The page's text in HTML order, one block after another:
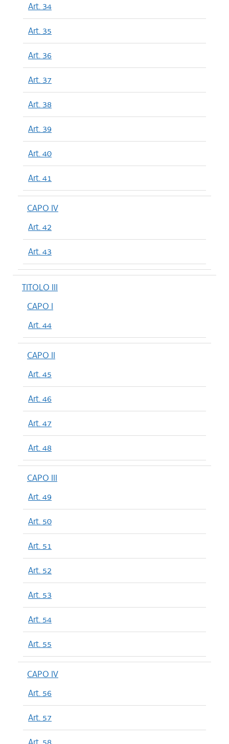
Art. 34
Art. 35
Art. 36
Art. 37
Art. 38
Art. 39
Art. 40
Art. 41
CAPO IV
Art. 42
Art. 43
TITOLO III
CAPO I
Art. 44
CAPO II
Art. 45
Art. 46
Art. 47
Art. 48
CAPO III
Art. 49
Art. 50
Art. 51
Art. 52
Art. 53
Art. 54
Art. 55
CAPO IV
Art. 56
Art. 57